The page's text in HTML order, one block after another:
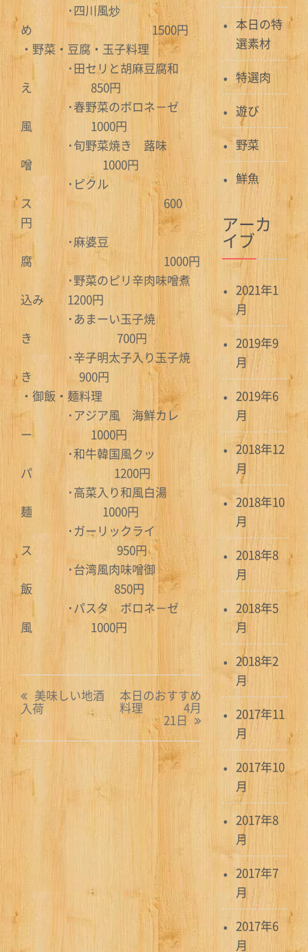
･四川風炒
め 1500円
・野菜・豆腐・玉子料理
･田セリと胡麻豆腐和
え 850円
･春野菜のボロネ－ゼ
風 1000円
･旬野菜焼き 蕗味
噌 1000円
･ピクル
ス 600
円
･麻婆豆
腐 1000円
･野菜のピリ辛肉味噌煮
込み 1200円
･あまーい玉子焼
き 700円
･辛子明太子入り玉子焼
き 900円
・御飯・麺料理
･アジア風 海鮮カレ
ー 1000円
･和牛韓国風クッ
パ 1200円
･高菜入り和風白湯
麺 1000円
･ガーリックライ
ス 950円
･台湾風肉味噌御
飯 850円
･パスタ ボロネ－ゼ
風 1000円
投
稿
ナ
ビ
ゲ
美味しい地酒
入荷
本日のおすすめ
料理 4月
21日
本日の特
選素材
特選肉
遊び
野菜
鮮魚
アーカ
イブ
2021年1
月
2019年9
月
2019年6
月
2018年12
月
2018年10
月
2018年8
月
2018年5
月
2018年2
月
2017年11
月
2017年10
月
2017年8
月
2017年7
月
2017年6
月